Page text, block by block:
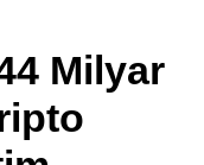
Youtube
TikTok
Milyar